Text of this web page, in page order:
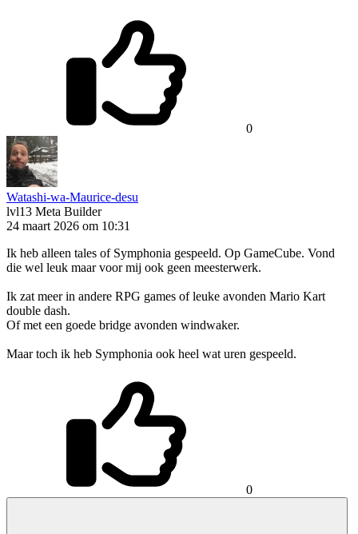
0
Watashi-wa-Maurice-desu
lvl13 Meta Builder
24 maart 2026 om 10:31
Ik heb alleen tales of Symphonia gespeeld. Op GameCube. Vond
die wel leuk maar voor mij ook geen meesterwerk.
Ik zat meer in andere RPG games of leuke avonden Mario Kart
double dash.
Of met een goede bridge avonden windwaker.
Maar toch ik heb Symphonia ook heel wat uren gespeeld.
0